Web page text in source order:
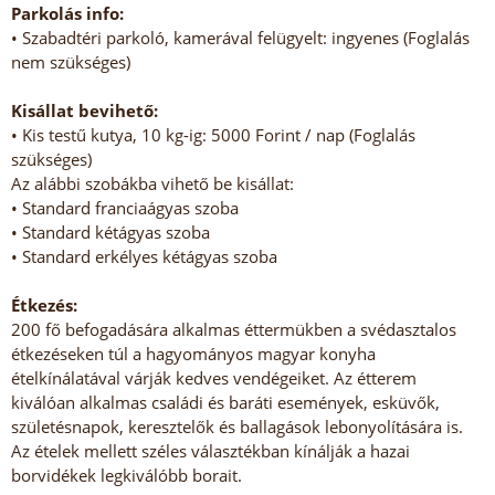
Parkolás info:
• Szabadtéri parkoló, kamerával felügyelt: ingyenes (Foglalás
nem szükséges)
Kisállat bevihető:
• Kis testű kutya, 10 kg-ig: 5000 Forint / nap (Foglalás
szükséges)
Az alábbi szobákba vihető be kisállat:
• Standard franciaágyas szoba
• Standard kétágyas szoba
• Standard erkélyes kétágyas szoba
Étkezés:
200 fő befogadására alkalmas éttermükben a svédasztalos
étkezéseken túl a hagyományos magyar konyha
ételkínálatával várják kedves vendégeiket. Az étterem
kiválóan alkalmas családi és baráti események, esküvők,
születésnapok, keresztelők és ballagások lebonyolítására is.
Az ételek mellett széles választékban kínálják a hazai
borvidékek legkiválóbb borait.